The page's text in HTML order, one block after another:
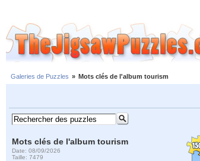
Galeries de Puzzles » Mots clés de l'album tourism
Mots clés de l'album tourism
Date: 08/09/2026
Taille: 7479